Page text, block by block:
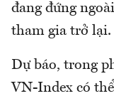
đang đứng
tham gia trở lại.
Dự báo, trong
VN-Index có